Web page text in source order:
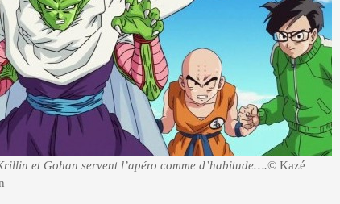
et Gohan servent l’apéro comme d’habitude….© Kazé